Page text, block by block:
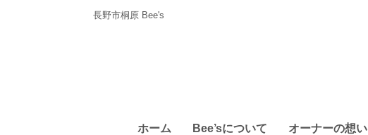
長野市桐原 Bee's
ホーム Bee’sについて オーナーの想い